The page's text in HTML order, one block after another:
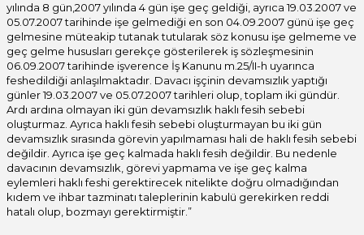
yılında 8 gün,2007 yılında 4 gün işe geç geldiği, ayrıca 19.03.2007 ve
05.07.2007 tarihinde işe gelmediği en son 04.09.2007 günü işe geç
gelmesine müteakip tutanak tutularak söz konusu işe gelmeme ve
geç gelme hususları gerekçe gösterilerek iş sözleşmesinin
06.09.2007 tarihinde işverence İş Kanunu m.25/II-h uyarınca
feshedildiği anlaşılmaktadır. Davacı işçinin devamsızlık yaptığı
günler 19.03.2007 ve 05.07.2007 tarihleri olup, toplam iki gündür.
Ardı ardına olmayan iki gün devamsızlık haklı fesih sebebi
oluşturmaz. Ayrıca haklı fesih sebebi oluşturmayan bu iki gün
devamsızlık sırasında görevin yapılmaması hali de haklı fesih sebebi
değildir. Ayrıca işe geç kalmada haklı fesih değildir. Bu nedenle
davacının devamsızlık, görevi yapmama ve işe geç kalma
eylemleri haklı feshi gerektirecek nitelikte doğru olmadığından
kıdem ve ihbar tazminatı taleplerinin kabulü gerekirken reddi
hatalı olup, bozmayı gerektirmiştir.”